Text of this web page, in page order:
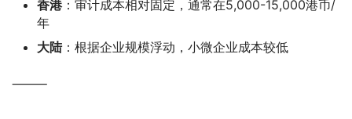
香港：审计成本相对固定，通常在5,000-15,000港币/
年
大陆：根据企业规模浮动，小微企业成本较低
⸻